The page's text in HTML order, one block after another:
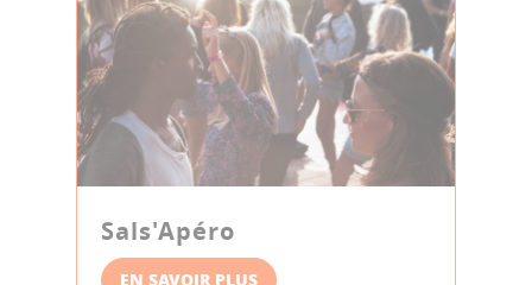
Sals'Apéro
EN SAVOIR PLUS